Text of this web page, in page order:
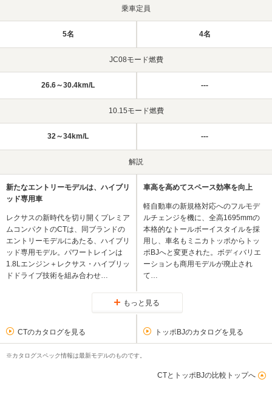
乗車定員
5名 4名
JC08モード燃費
26.6～30.4km/L ---
10.15モード燃費
32～34km/L ---
解説
新たなエントリーモデルは、ハイブリ
ッド専用車
レクサスの新時代を切り開くプレミア
ムコンパクトのCTは、同ブランドの
エントリーモデルにあたる、ハイブリ
ッド専用モデル。パワートレインは
1.8Lエンジン＋レクサス・ハイブリッ
ドドライブ技術を組み合わせ…
車高を高めてスペース効率を向上
軽自動車の新規格対応へのフルモデ
ルチェンジを機に、全高1695mmの
本格的なトールボーイスタイルを採
用し、車名もミニカトッポからトッ
ポBJへと変更された。ボディバリエ
ーションも商用モデルが廃止され
て…
もっと見る
CTのカタログを見る トッポBJのカタログを見る
※カタログスペック情報は最新モデルのものです。
CTとトッポBJの比較トップへ